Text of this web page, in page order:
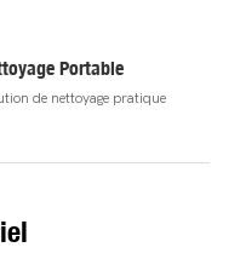
Portable
de nettoyage pratique